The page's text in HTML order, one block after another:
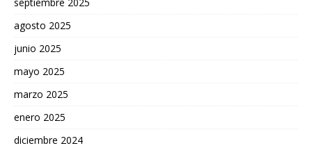
agosto 2025
junio 2025
mayo 2025
marzo 2025
enero 2025
diciembre 2024